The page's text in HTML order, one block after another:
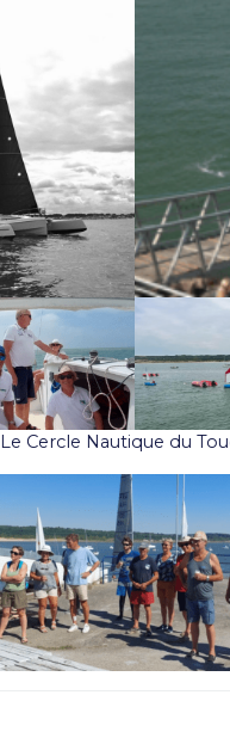
Le Cercle Nautique du